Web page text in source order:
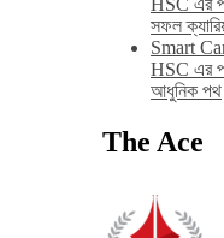
HSC এর
সফল
Smart
HSC এর
আধুনিক পথ
The Ace